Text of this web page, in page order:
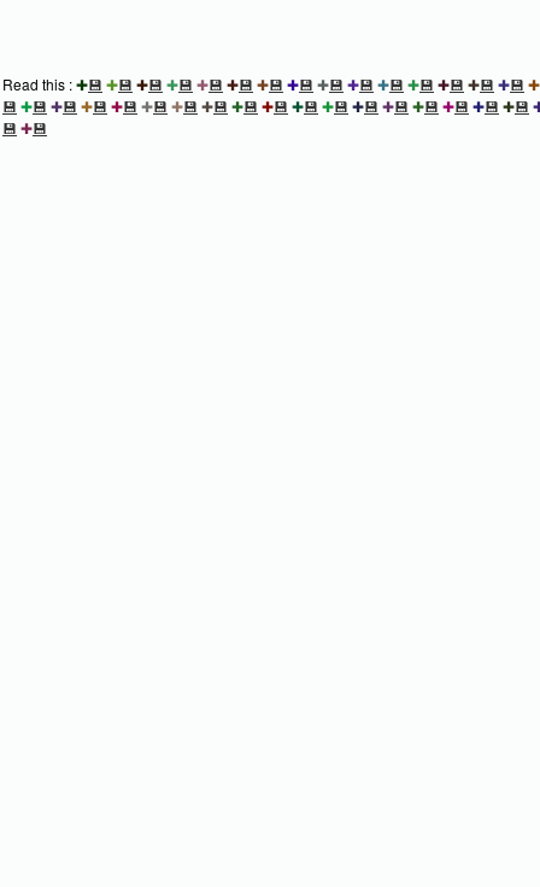
Read this :✚💾 ✚💾 ✚💾 ✚💾 ✚💾 ✚💾 ✚💾 ✚💾 ✚💾 ✚💾 ✚💾 ✚💾 ✚💾 ✚💾 ✚💾 ✚
💾 ✚💾 ✚💾 ✚💾 ✚💾 ✚💾 ✚💾 ✚💾 ✚💾 ✚💾 ✚💾 ✚💾 ✚💾 ✚💾 ✚💾 ✚💾 ✚💾 ✚💾
💾 ✚💾